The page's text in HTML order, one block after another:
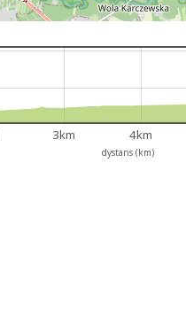
dystans (km)
3km 4km